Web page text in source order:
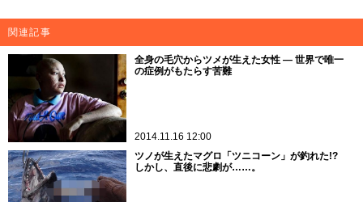
関連記事
全身の毛穴からツメが生えた女性 ― 世界で唯一
の症例がもたらす苦難
2014.11.16 12:00
ツノが生えたマグロ「ツニコーン」が釣れた!?
しかし、直後に悲劇が……。